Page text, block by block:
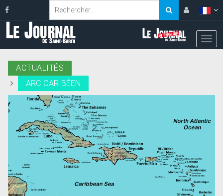
ACTUALITÉS
ARC CARIBÉEN